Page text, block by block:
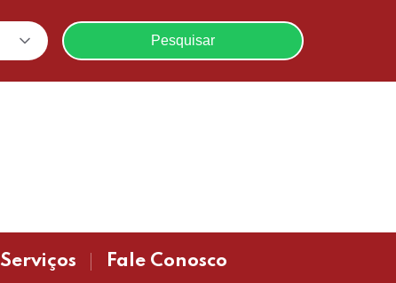
Pesquisar
Serviços Fale Conosco